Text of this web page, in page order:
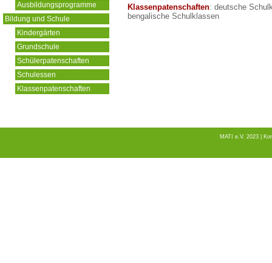
Ausbildungsprogramme
Bildung und Schule
Kindergärten
Grundschule
Schülerpatenschaften
Schulessen
Klassenpatenschaften
Klassenpatenschaften: deutsche
bengalische Schulklassen
MATI e.V. 2023 |